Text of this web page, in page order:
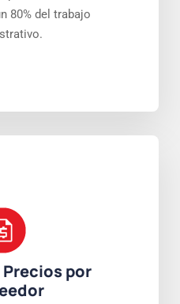
80% del trabajo
por